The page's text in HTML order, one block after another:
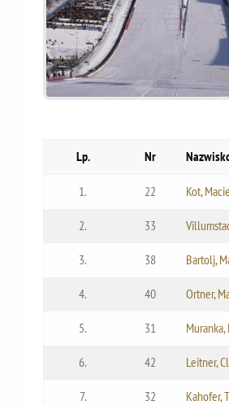
Lp. Nr
1. 22 Kot,
2. 33
3. 38 Bartolj,
4. 40 Ortner,
5. 31
6. 42 Leitner,
7. 32 Kahofer,